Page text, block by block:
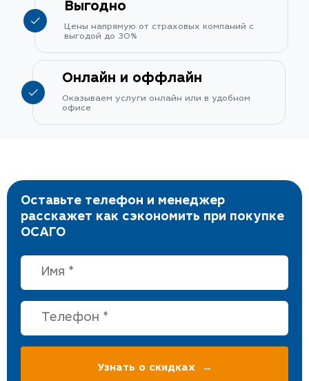
Выгодно
Цены напрямую от страховых компаний с
выгодой до 30%
Онлайн и оффлайн
Оказываем услуги онлайн или в удобном
офисе
Оставьте телефон и менеджер
расскажет как сэкономить при покупке
ОСАГО